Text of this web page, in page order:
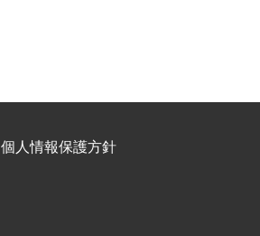
個人情報保護方針